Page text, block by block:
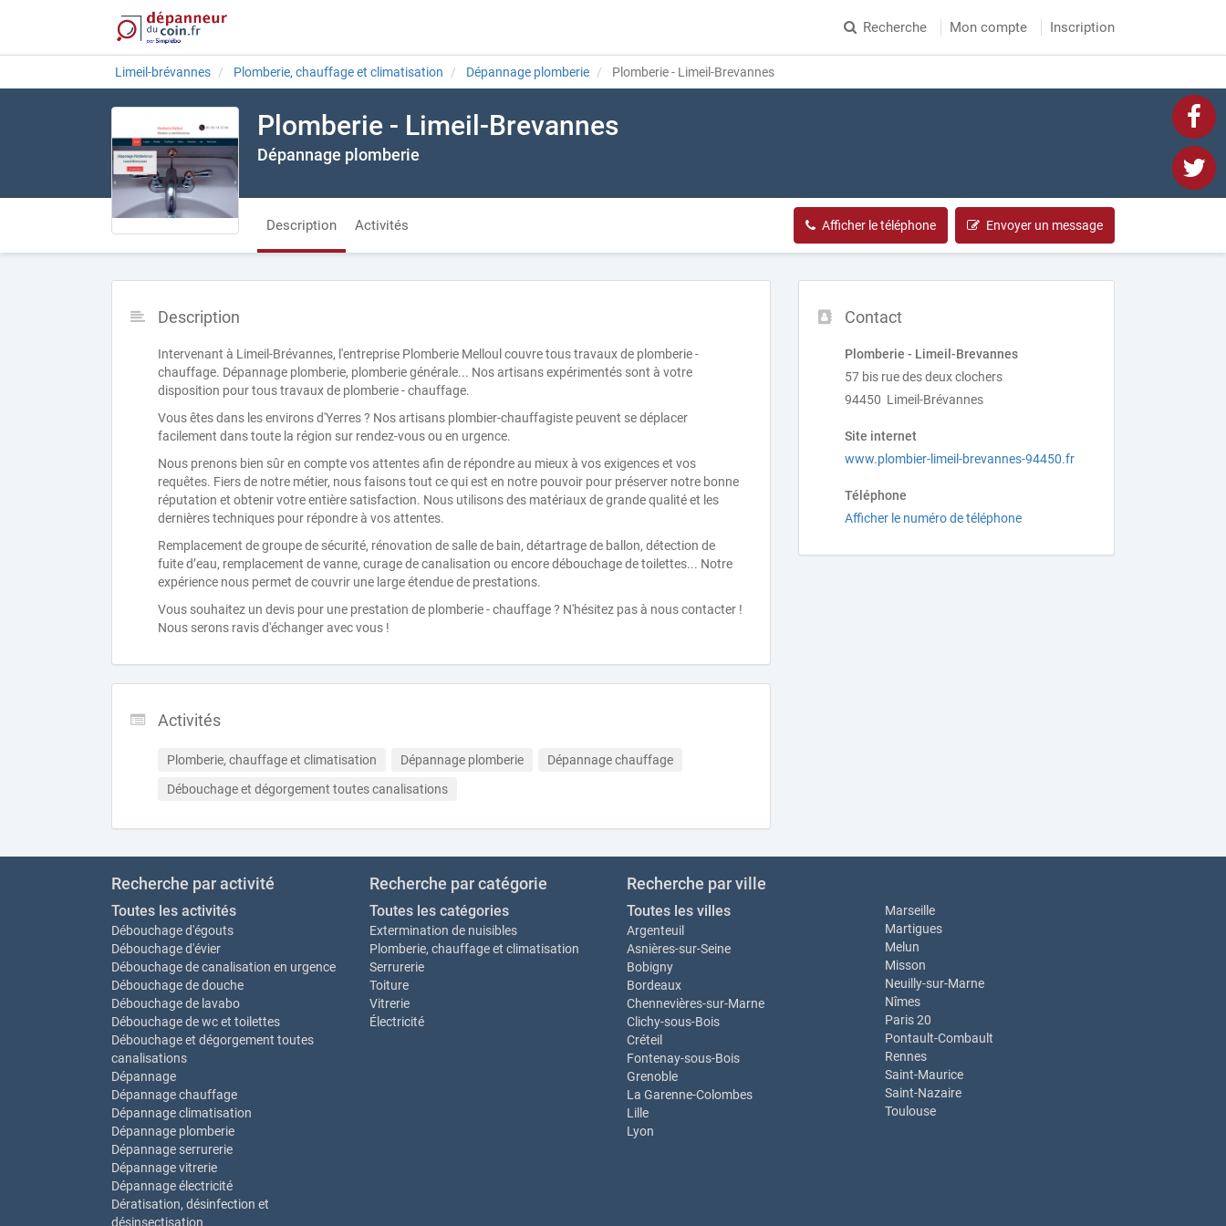
Recherche Mon compte Inscription
Limeil-brévannes Plomberie, chauffage et climatisation Dépannage plomberie Plomberie - Limeil-Brevannes
Plomberie - Limeil-Brevannes
Dépannage plomberie
Description Activités Afficher le téléphone Envoyer un message
Contact
Plomberie - Limeil-Brevannes
57 bis rue des deux clochers
94450 Limeil-Brévannes
Site internet
www.plombier-limeil-brevannes-94450.fr
Téléphone
Afficher le numéro de téléphone
Description
Intervenant à Limeil-Brévannes, l'entreprise Plomberie Melloul couvre tous travaux de plomberie -
chauffage. Dépannage plomberie, plomberie générale... Nos artisans expérimentés sont à votre
disposition pour tous travaux de plomberie - chauffage.
Vous êtes dans les environs d'Yerres ? Nos artisans plombier-chauffagiste peuvent se déplacer
facilement dans toute la région sur rendez-vous ou en urgence.
Nous prenons bien sûr en compte vos attentes afin de répondre au mieux à vos exigences et vos
requêtes. Fiers de notre métier, nous faisons tout ce qui est en notre pouvoir pour préserver notre bonne
réputation et obtenir votre entière satisfaction. Nous utilisons des matériaux de grande qualité et les
dernières techniques pour répondre à vos attentes.
Remplacement de groupe de sécurité, rénovation de salle de bain, détartrage de ballon, détection de
fuite d’eau, remplacement de vanne, curage de canalisation ou encore débouchage de toilettes... Notre
expérience nous permet de couvrir une large étendue de prestations.
Vous souhaitez un devis pour une prestation de plomberie - chauffage ? N'hésitez pas à nous contacter !
Nous serons ravis d'échanger avec vous !
Activités
Plomberie, chauffage et climatisation Dépannage plomberie
Dépannage chauffage
Débouchage et dégorgement toutes canalisations
Recherche par activité
Toutes les activités
Débouchage d'égouts
Débouchage d'évier
Débouchage de canalisation en urgence
Débouchage de douche
Débouchage de lavabo
Débouchage de wc et toilettes
Débouchage et dégorgement toutes
canalisations
Dépannage
Dépannage chauffage
Dépannage climatisation
Dépannage plomberie
Dépannage serrurerie
Dépannage vitrerie
Dépannage électricité
Dératisation, désinfection et
désinsectisation
Recherche par catégorie
Toutes les catégories
Extermination de nuisibles
Plomberie, chauffage et climatisation
Serrurerie
Toiture
Vitrerie
Électricité
Recherche par ville
Toutes les villes
Argenteuil
Asnières-sur-Seine
Bobigny
Bordeaux
Chennevières-sur-Marne
Clichy-sous-Bois
Créteil
Fontenay-sous-Bois
Grenoble
La Garenne-Colombes
Lille
Lyon
Marseille
Martigues
Melun
Misson
Neuilly-sur-Marne
Nîmes
Paris 20
Pontault-Combault
Rennes
Saint-Maurice
Saint-Nazaire
Toulouse